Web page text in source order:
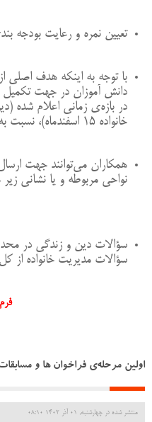
تعیین نمره و رعایت بودجه
با توجه به اینکه هدف اصلی
دانش آموزان در جهت تکمیل
خانواده 15 اسفندماه)، نسبت به ارسال سؤالات اقدام نمایند.
همکاران می‌توانند جهت
نواحی مربوطه و یا نشانی زیر
سؤالات دین و زندگی در
سؤالات مدیریت خانواده از
اولین مرحله‌ی فراخوان ها و
منتشر شده در چهارشنبه, 01 آذر 1402 08:10